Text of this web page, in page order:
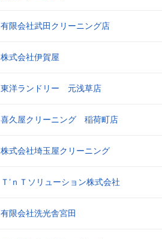
有限会社武田クリーニング店
株式会社伊賀屋
東洋ランドリー 元浅草店
喜久屋クリーニング 稲荷町店
株式会社埼玉屋クリーニング
Ｔ’ｎＴソリューション株式会社
有限会社洗光舎宮田